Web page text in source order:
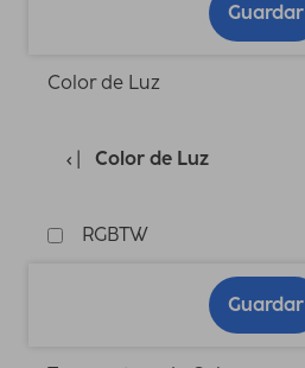
Guardar
Color de Luz
Color de Luz
RGBTW
Guardar